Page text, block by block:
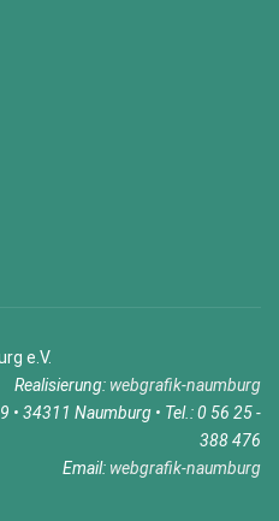
e.V.
Realisierung: webgrafik-naumburg
• 34311 Naumburg • Tel.: 0 56 25 -
388 476
Email: webgrafik-naumburg